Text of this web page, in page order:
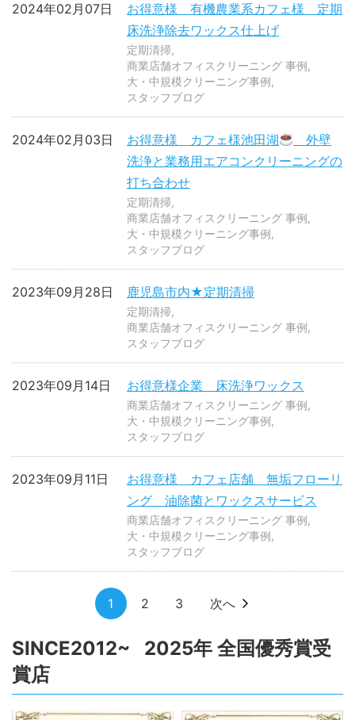
お得意様 有機農業系カフェ様 定期
床洗浄除去ワックス仕上げ
2024年02月07日
定期清掃
商業店舗オフィスクリーニング 事例
大・中規模クリーニング事例
スタッフブログ
お得意様 カフェ様池田湖
外壁
洗浄と業務用エアコンクリーニングの
打ち合わせ
2024年02月03日
定期清掃
商業店舗オフィスクリーニング 事例
大・中規模クリーニング事例
スタッフブログ
鹿児島市内★定期清掃
2023年09月28日
定期清掃
商業店舗オフィスクリーニング 事例
スタッフブログ
お得意様企業 床洗浄ワックス
2023年09月14日
商業店舗オフィスクリーニング 事例
大・中規模クリーニング事例
スタッフブログ
お得意様 カフェ店舗 無垢フローリ
ング 油除菌とワックスサービス
2023年09月11日
商業店舗オフィスクリーニング 事例
大・中規模クリーニング事例
スタッフブログ
1 2 3 次へ
SINCE2012~ 2025年 全国優秀賞受
賞店